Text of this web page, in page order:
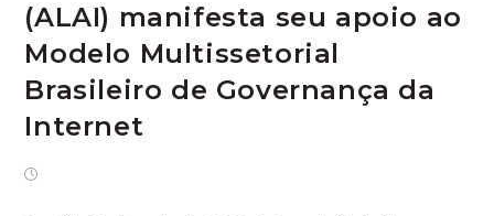
(ALAI) manifesta seu apoio ao
Modelo Multissetorial
Brasileiro de Governança da
Internet